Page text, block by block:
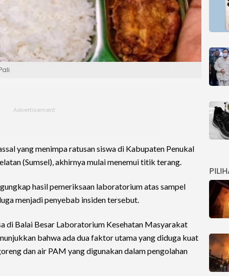
yang menimpa ratusan siswa di Kabupaten Penukal
(Sumsel), akhirnya mulai menemui titik terang.
hasil pemeriksaan laboratorium atas sampel
menjadi penyebab insiden tersebut.
di Balai Besar Laboratorium Kesehatan Masyarakat
bahwa ada dua faktor utama yang diduga kuat
dan air PAM yang digunakan dalam pengolahan